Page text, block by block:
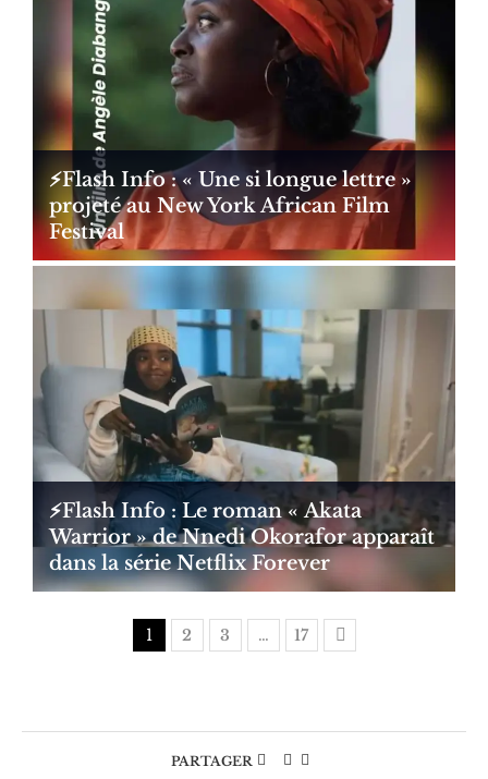
⚡️Flash Info : « Une si longue lettre »
projeté au New York African Film
Festival
⚡️Flash Info : Le roman « Akata
Warrior » de Nnedi Okorafor apparaît
dans la série Netflix Forever
1 2 3 … 17
PARTAGER